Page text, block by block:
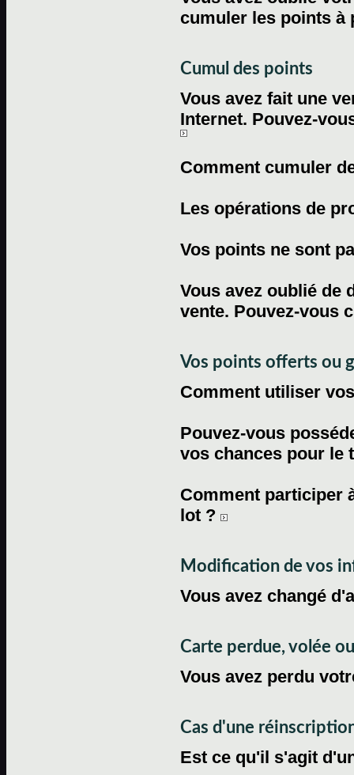
cumuler les points
Cumul des points
Vous avez fait une
Internet. Pouvez-
Comment cumuler
Les opérations de
Vos points ne sont
Vous avez oublié de
vente. Pouvez-vous
Vos points offerts ou
Comment utiliser
Pouvez-vous
vos chances pour le
Comment participer
lot ?
Modification de vos
Vous avez changé
Carte perdue, volée
Vous avez perdu
Cas d'une
Est ce qu'il s'agit